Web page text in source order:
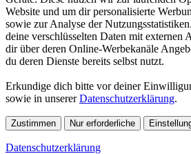
Website und um dir personalisierte
sowie zur Analyse der
deine verschlüsselten Daten mit externen
dir über deren Online-Werbekanäle
du deren Dienste bereits selbst nutzt.
Erkundige dich bitte vor deiner
sowie in unsererDatenschutzerklärung.
Zustimmen Nur erforderliche
Datenschutzerklärung